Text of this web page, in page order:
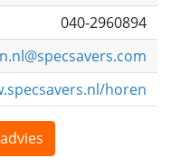
040-2960894
horen